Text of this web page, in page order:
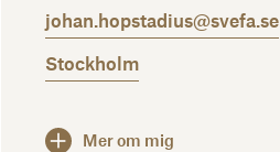
johan.hopstadius@svefa.se
Stockholm
Mer om mig